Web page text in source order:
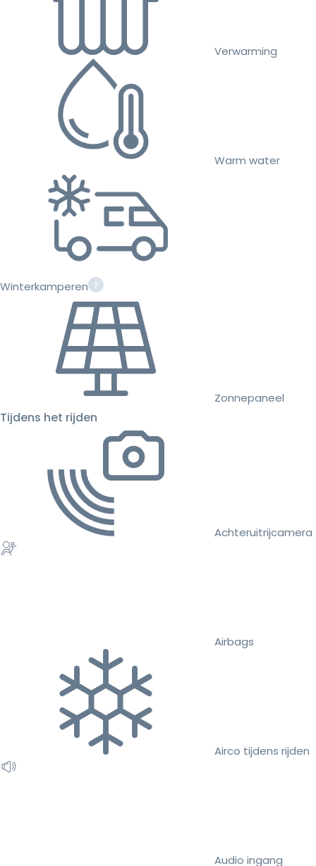
Verwarming
Warm water
Winterkamperen
Zonnepaneel
Tijdens het rijden
Achteruitrijcamera
Airbags
Airco tijdens rijden
Audio ingang